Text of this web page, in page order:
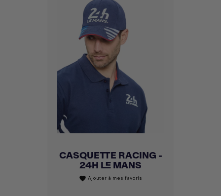
CASQUETTE RACING -
24H LE MANS
favorite Ajouter à mes favoris